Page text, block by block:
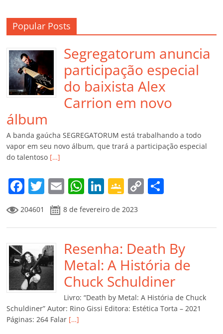
Popular Posts
Segregatorum anuncia
participação especial
do baixista Alex
Carrion em novo
álbum
A banda gaúcha SEGREGATORUM está trabalhando a todo
vapor em seu novo álbum, que trará a participação especial
do talentoso […]
F
a
c
e
b
o
o
k
T
w
itt
er
E
m
ai
l
W
at
s
A
p
p
Li
k
e
dI
n
G
o
o
gl
e
Cl
a
ss
ro
C
y
Li
n
k
p
ar
til
h
ar
204601 8 de fevereiro de 2023
Resenha: Death By
Metal: A História de
Chuck Schuldiner
Livro: “Death by Metal: A História de Chuck
Schuldiner” Autor: Rino Gissi Editora: Estética Torta – 2021
Páginas: 264 Falar […]